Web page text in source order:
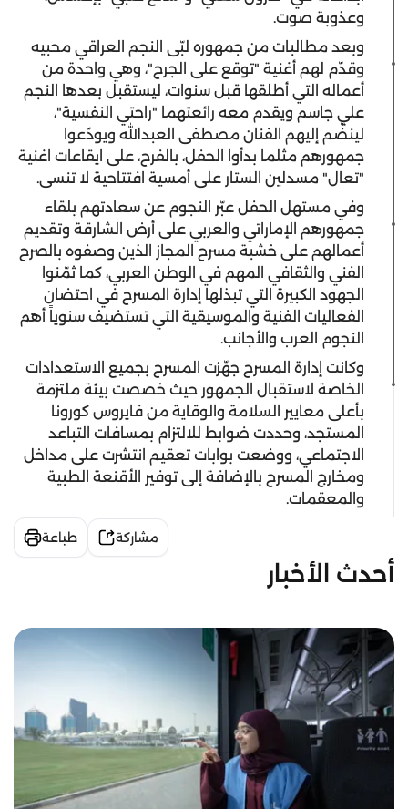
وعذوبة صوت.
وبعد مطالبات من جمهوره لبّى النجم العراقي محبيه
وقدّم لهم أغنية "توقع على الجرح"، وهي واحدة من
أعماله التي أطلقها قبل سنوات، ليستقبل بعدها النجم
علي جاسم ويقدم معه رائعتهما "راحتي النفسية"،
لينضّم إليهم الفنان مصطفى العبدالله ويودّعوا
جمهورهم مثلما بدأوا الحفل، بالفرح، على ايقاعات اغنية
"تعال" مسدلين الستار على أمسية افتتاحية لا تنسى.
وفي مستهل الحفل عبّر النجوم عن سعادتهم بلقاء
جمهورهم الإماراتي والعربي على أرض الشارقة وتقديم
أعمالهم على خشبة مسرح المجاز الذين وصفوه بالصرح
الفني والثقافي المهم في الوطن العربي، كما ثمّنوا
الجهود الكبيرة التي تبذلها إدارة المسرح في احتضان
الفعاليات الفنية والموسيقية التي تستضيف سنوياً أهم
النجوم العرب والأجانب.
وكانت إدارة المسرح جهّزت المسرح بجميع الاستعدادات
الخاصة لاستقبال الجمهور حيث خصصت بيئة ملتزمة
بأعلى معايير السلامة والوقاية من فايروس كورونا
المستجد، وحددت ضوابط للالتزام بمسافات التباعد
الاجتماعي، ووضعت بوابات تعقيم انتشرت على مداخل
ومخارج المسرح بالإضافة إلى توفير الأقنعة الطبية
والمعقمات.
مشاركة طباعة
أحدث الأخبار